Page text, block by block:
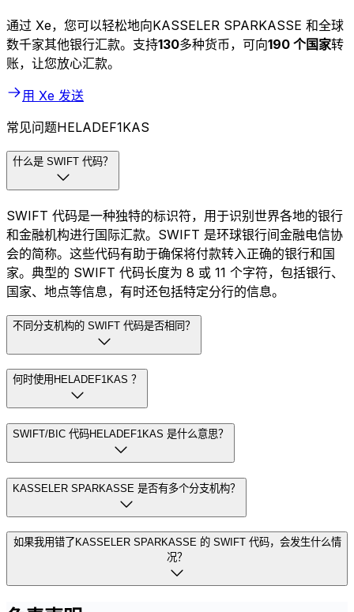
通过 Xe，您可以轻松地向KASSELER SPARKASSE 和全球
数千家其他银行汇款。支持130多种货币，可向190 个国家转
账，让您放心汇款。
用 Xe 发送
常见问题HELADEF1KAS
什么是 SWIFT 代码？
SWIFT 代码是一种独特的标识符，用于识别世界各地的银行
和金融机构进行国际汇款。SWIFT 是环球银行间金融电信协
会的简称。这些代码有助于确保将付款转入正确的银行和国
家。典型的 SWIFT 代码长度为 8 或 11 个字符，包括银行、
国家、地点等信息，有时还包括特定分行的信息。
不同分支机构的 SWIFT 代码是否相同？
何时使用HELADEF1KAS ？
SWIFT/BIC 代码HELADEF1KAS 是什么意思？
KASSELER SPARKASSE 是否有多个分支机构？
如果我用错了KASSELER SPARKASSE 的 SWIFT 代码，会发生什么情
况？